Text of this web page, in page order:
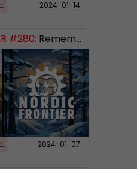
2024-01-14
#280: Remembering 2023 and looking forward
2024-01-07